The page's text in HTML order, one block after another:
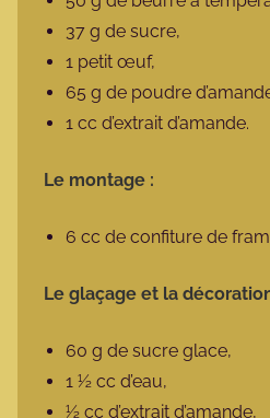
37 g de sucre,
1 petit œuf,
65 g de poudre
1 cc d’extrait d’amande.
Le montage :
6 cc de confiture de
Le glaçage et la
60 g de sucre glace,
1 ½ cc d’eau,
½ cc d’extrait d’amande,